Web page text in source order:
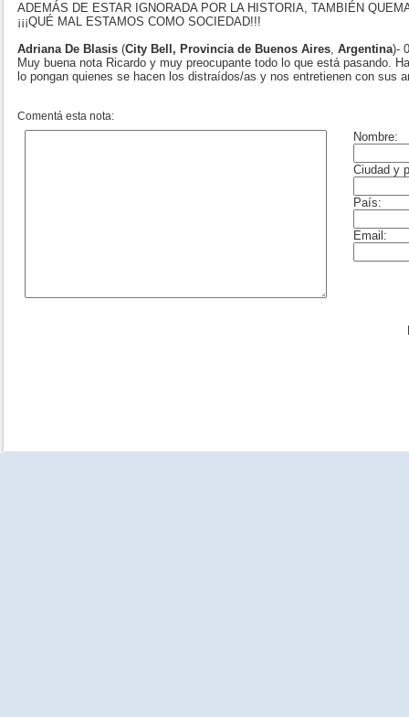
ADEMÁS DE ESTAR IGNORADA POR LA HISTORIA, TAMBIÉN
¡¡¡QUÉ MAL ESTAMOS COMO SOCIEDAD!!!
Adriana De Blasis (City Bell, Provincia de Buenos Aires Argentina)-
Muy buena nota Ricardo y muy preocupante todo lo que está pasando.
lo pongan quienes se hacen los distraídos/as y nos entretienen con sus
Comentá esta nota: